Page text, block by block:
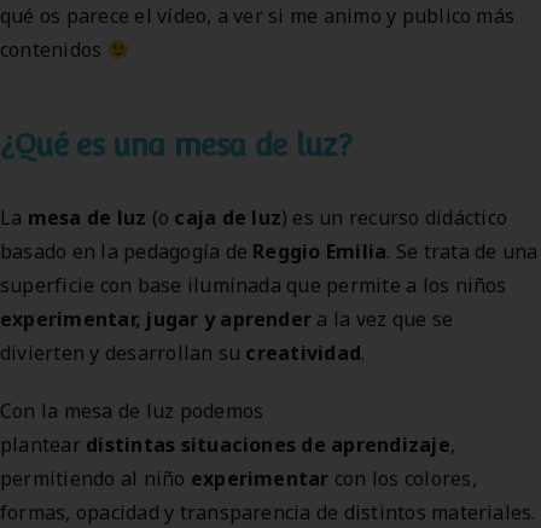
qué os parece el vídeo, a ver si me animo y publico más
contenidos
¿Qué es una mesa de luz?
La mesa de luz (o caja de luz) es un recurso didáctico
basado en la pedagogía de Reggio Emilia. Se trata de una
superficie con base iluminada que permite a los niños
experimentar, jugar y aprender a la vez que se
divierten y desarrollan su creatividad.
Con la mesa de luz podemos
plantear distintas situaciones de aprendizaje,
permitiendo al niño experimentar con los colores,
formas, opacidad y transparencia de distintos materiales.